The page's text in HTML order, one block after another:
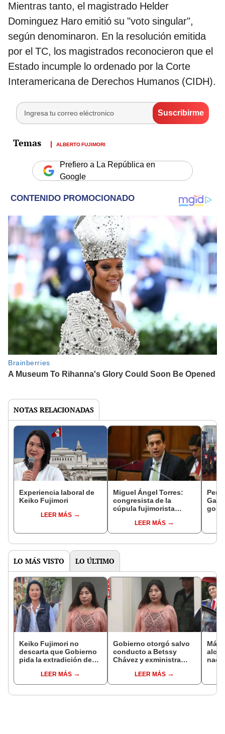
Mientras tanto, el magistrado Helder
Dominguez Haro emitió su "voto singular",
según denominaron. En la resolución emitida
por el TC, los magistrados reconocieron que el
Estado incumple lo ordenado por la Corte
Interamericana de Derechos Humanos (CIDH).
ALBERTO FUJIMORI
Prefiero a La República en
Google
NOTAS RELACIONADAS
Experiencia laboral de
Keiko Fujimori
LEER MÁS
Miguel Ángel Torres:
congresista de la
cúpula fujimorista
del SenadoLEER MÁS
LO MÁS VISTO LO ÚLTIMO
Keiko Fujimori no
descarta que Gobierno
pida la extradición de
dentro de nuestras
facultades"
LEER MÁS
Gobierno otorgó salvo
conducto a Betssy
Chávez y exministra
madrugadaLEER MÁS
Más